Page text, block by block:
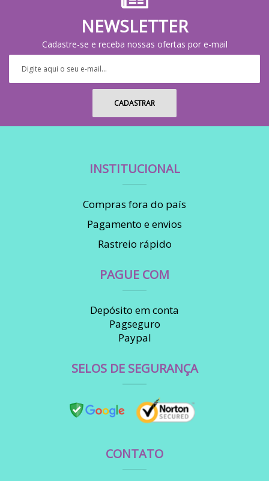
NEWSLETTER
Cadastre-se e receba nossas ofertas por e-mail
INSTITUCIONAL
Compras fora do país
Pagamento e envios
Rastreio rápido
PAGUE COM
Depósito em conta
Pagseguro
Paypal
SELOS DE SEGURANÇA
CONTATO